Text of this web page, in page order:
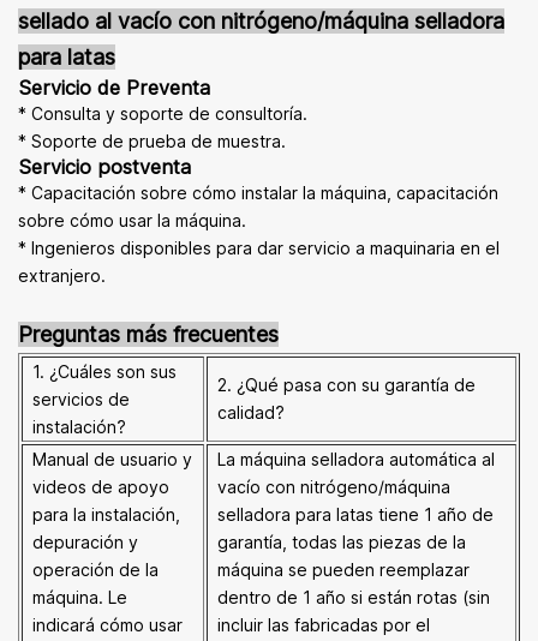
sellado al vacío con nitrógeno/máquina selladora
para latas
Servicio de Preventa
* Consulta y soporte de consultoría.
* Soporte de prueba de muestra.
Servicio postventa
* Capacitación sobre cómo instalar la máquina, capacitación
sobre cómo usar la máquina.
* Ingenieros disponibles para dar servicio a maquinaria en el
extranjero.
Preguntas más frecuentes
1. ¿Cuáles son sus
servicios de
instalación?
2. ¿Qué pasa con su garantía de
calidad?
Manual de usuario y
videos de apoyo
para la instalación,
depuración y
operación de la
máquina. Le
indicará cómo usar
La máquina selladora automática al
vacío con nitrógeno/máquina
selladora para latas tiene 1 año de
garantía, todas las piezas de la
máquina se pueden reemplazar
dentro de 1 año si están rotas (sin
incluir las fabricadas por el